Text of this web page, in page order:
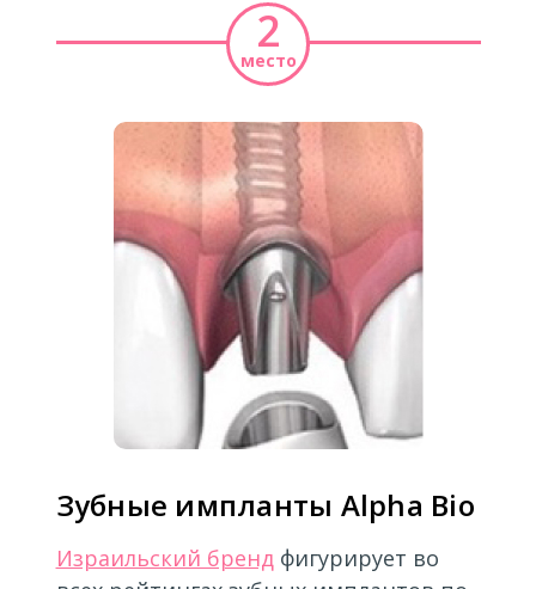
2
место
Зубные импланты Alpha Bio
Израильский брендфигурирует во